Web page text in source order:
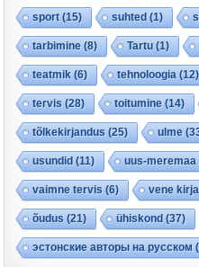
sport(15) suhted (1)
tarbimine (8) Tartu (1)
teatmik (6) tehnoloogia (12)
tervis (28) toitumine (14)
tõlkekirjandus (25) ulme
usundid (11) uus-
vaimne tervis (6) vene
õudus (21) ühiskond (37)
эстонские авторы на русском